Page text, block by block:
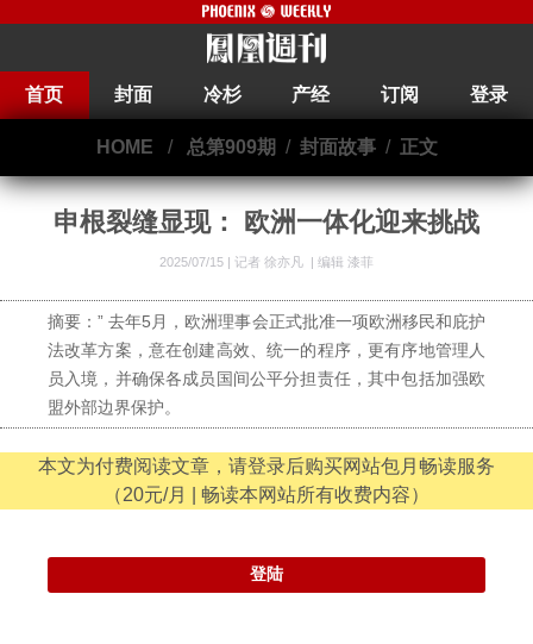
首页 封面 冷杉 产经 订阅 登录
HOME / 总第909期 / 封面故事/ 正文
申根裂缝显现： 欧洲一体化迎来挑战
2025/07/15 | 记者 徐亦凡 编辑 漆菲
摘要：” 去年5月，欧洲理事会正式批准一项欧洲移民和庇护
法改革方案，意在创建高效、统一的程序，更有序地管理人
员入境，并确保各成员国间公平分担责任，其中包括加强欧
盟外部边界保护。
本文为付费阅读文章，请登录后购买网站包月畅读服务
（20元/月 | 畅读本网站所有收费内容）
登陆